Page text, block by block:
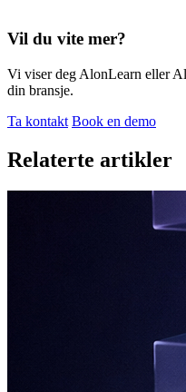
Vil du vite mer?
Vi viser deg AlonLearn eller
din bransje.
Ta kontakt Book en demo
Relaterte artikler